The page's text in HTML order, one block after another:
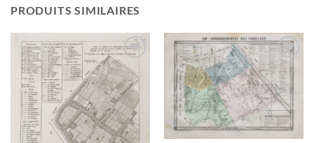
PRODUITS SIMILAIRES
Ajouter
à la
wishlist
Ajouter
à la
wishlist